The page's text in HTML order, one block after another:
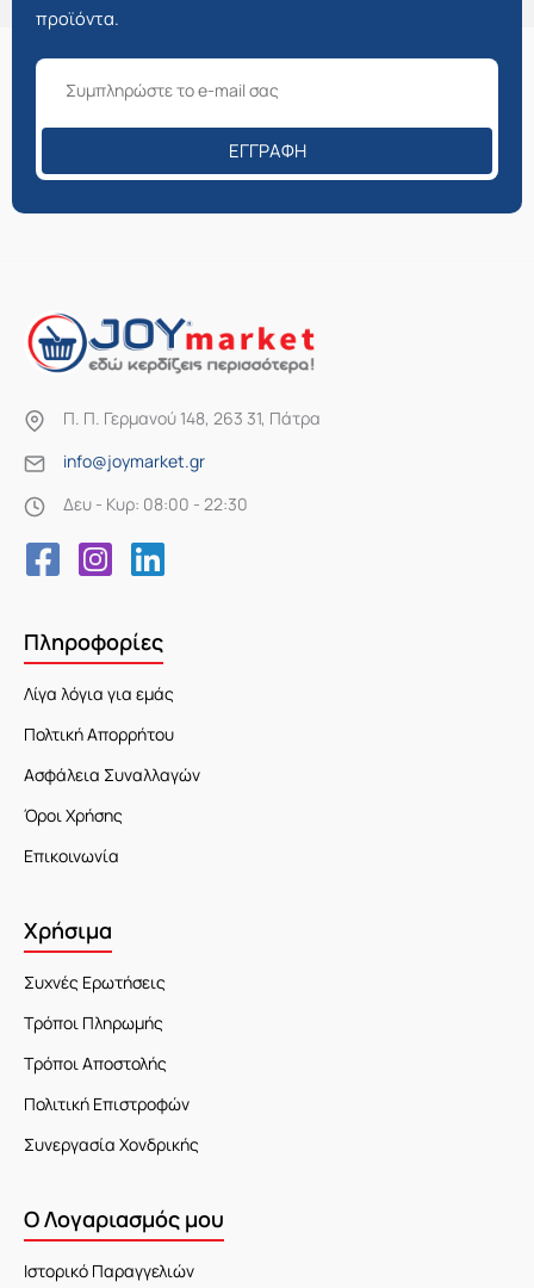
προϊόντα.
ΕΓΓΡΑΦΉ
Π. Π. Γερμανού 148, 263 31, Πάτρα
info@joymarket.gr
Δευ - Κυρ: 08:00 - 22:30
Πληροφορίες
Λίγα λόγια για εμάς
Πολτική Απορρήτου
Ασφάλεια Συναλλαγών
Όροι Χρήσης
Επικοινωνία
Χρήσιμα
Συχνές Ερωτήσεις
Τρόποι Πληρωμής
Τρόποι Αποστολής
Πολιτική Επιστροφών
Συνεργασία Χονδρικής
Ο Λογαριασμός μου
Ιστορικό Παραγγελιών